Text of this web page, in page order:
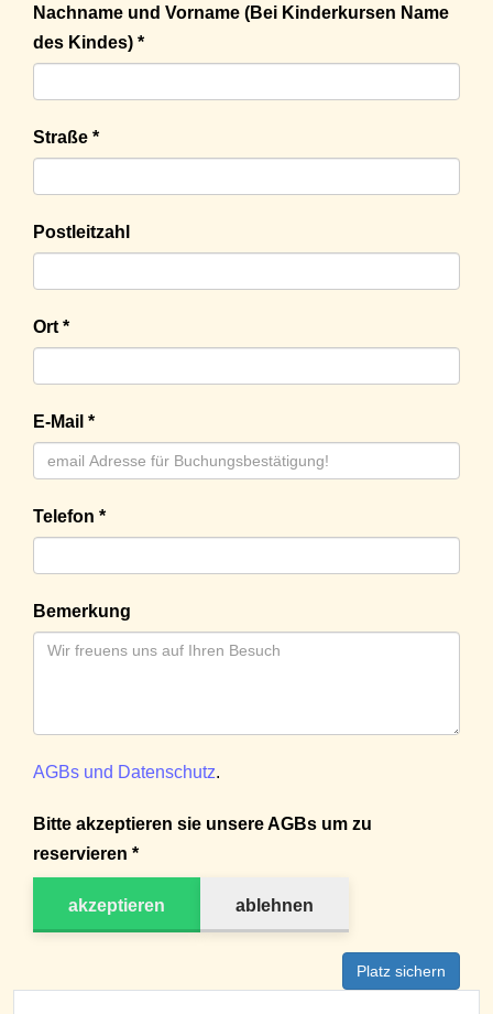
Nachname und Vorname (Bei Kinderkursen Name
des Kindes) *
Straße *
Postleitzahl
Ort *
E-Mail *
Telefon *
Bemerkung
AGBs und Datenschutz.
Bitte akzeptieren sie unsere AGBs um zu
reservieren *
akzeptieren ablehnen
Platz sichern